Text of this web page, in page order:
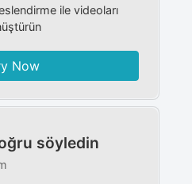
ile videoları
Now
söyledin